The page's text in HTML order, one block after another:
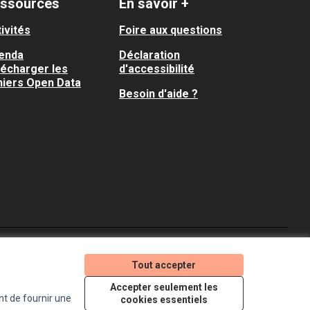
de fournir une
Tout accepter
Accepter seulement les
cookies essentiels
les
Open Data
En savoir +
Foire aux questions
Déclaration
d'accessibilité
Besoin d'aide ?
(Lien externe)
(Lien externe)
(Lien externe)